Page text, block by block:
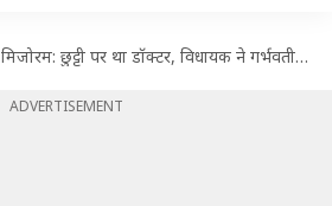
मिजोरम: छुट्टी पर था डॉक्टर, विधायक ने गर्भवती महिला का ऑपरेशन कर बचाई जान
ADVERTISEMENT